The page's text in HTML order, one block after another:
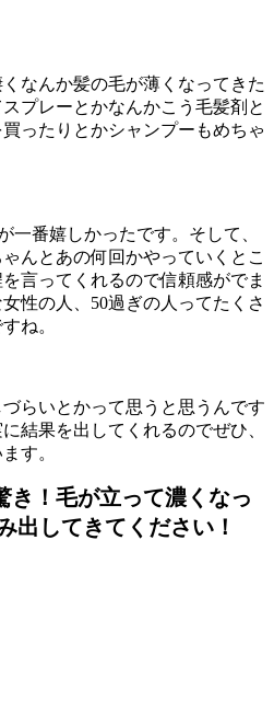
なんか髪の毛が薄くなってきた
プレーとかなんかこう毛髪剤と
ったりとかシャンプーもめちゃ
一番嬉しかったです。そして、
んとあの何回かやっていくとこ
言ってくれるので信頼感がでま
性の人、50過ぎの人ってたくさ
ね。
らいとかって思うと思うんです
結果を出してくれるのでぜひ、
す。
き！毛が立って濃くなっ
出してきてください！